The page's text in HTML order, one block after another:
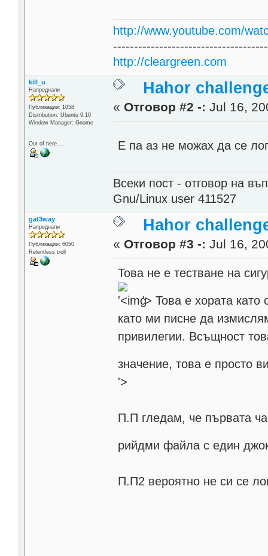
http://www.youtube.com/
http://cleargreen.com
kill_u
Напреднали
Публикации: 1058
Distribution: Ubuntu 9.10
Window Manager: Gnome
Out of here....
Hahor
« Отговор #2 -: Jul 16,
Е па аз не можах да се
Всеки пост - отговор на
Gnu/Linux user 411527
gat3way
Напреднали
Публикации: 6050
Relentless troll
Hahor
« Отговор #3 -: Jul 16,
Това не е тестване на
'> Това е хората
като ми писне да
привилегии. Всъщност
значение, това е просто
'>
П.П гледам, че първата
рийдми файла с един
П.П2 вероятно не си се